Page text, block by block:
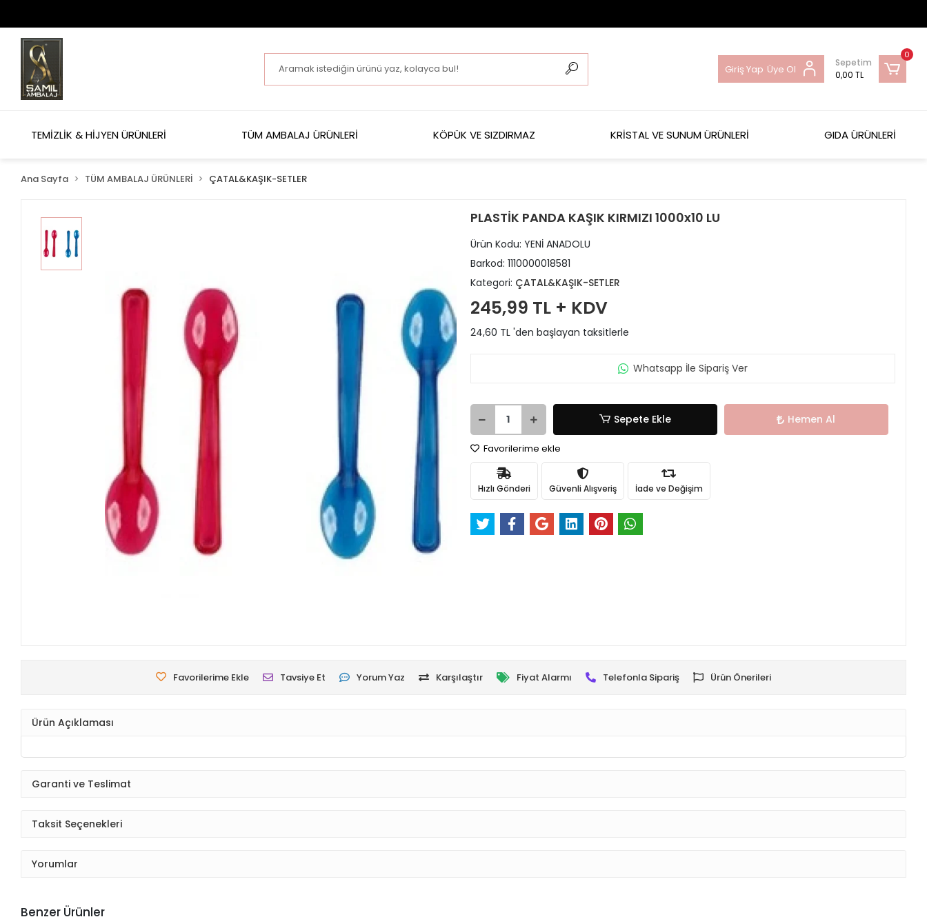
Giriş Yap Üye Ol
0
Sepetim
0,00 TL
TEMİZLİK & HİJYEN ÜRÜNLERİ TÜM AMBALAJ ÜRÜNLERİ KÖPÜK VE SIZDIRMAZ KRİSTAL VE SUNUM ÜRÜNLERİ GIDA ÜRÜNLERİ
Ana Sayfa TÜM AMBALAJ ÜRÜNLERİ ÇATAL&KAŞIK-SETLER
PLASTİK PANDA KAŞIK KIRMIZI 1000x10 LU
Ürün Kodu: YENİ ANADOLU
Barkod: 1110000018581
Kategori: ÇATAL&KAŞIK-SETLER
245,99 TL + KDV
24,60 TL 'den başlayan taksitlerle
Whatsapp İle Sipariş Ver
Sepete Ekle Hemen Al
Favorilerime ekle
Hızlı Gönderi Güvenli Alışveriş İade ve Değişim
Favorilerime Ekle Tavsiye Et Yorum Yaz Karşılaştır Fiyat Alarmı Telefonla Sipariş Ürün Önerileri
Ürün Açıklaması
Garanti ve Teslimat
Taksit Seçenekleri
Yorumlar
Benzer Ürünler